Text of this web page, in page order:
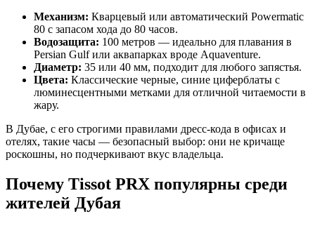
Механизм: Кварцевый или автоматический Powermatic
80 с запасом хода до 80 часов.
Водозащита: 100 метров — идеально для плавания в
Persian Gulf или аквапарках вроде Aquaventure.
Диаметр: 35 или 40 мм, подходит для любого запястья.
Цвета: Классические черные, синие циферблаты с
люминесцентными метками для отличной читаемости в
жару.
В Дубае, с его строгими правилами дресс-кода в офисах и
отелях, такие часы — безопасный выбор: они не кричаще
роскошны, но подчеркивают вкус владельца.
Почему Tissot PRX популярны среди
жителей Дубая